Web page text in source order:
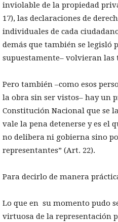
inviolable de la propiedad
17), las declaraciones de
individuales de cada
demás que también se legisló
supuestamente– volvieran las
Pero también –como esos
la obra sin ser vistos– hay un
Constitución Nacional que se
vale la pena detenerse y es el
no delibera ni gobierna sino
representantes” (Art. 22).
Para decirlo de manera
Lo que en su momento pudo
virtuosa de la representación